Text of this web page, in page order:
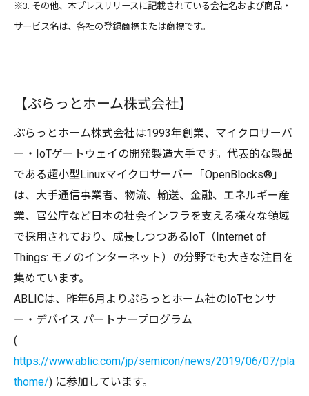
※3. その他、本プレスリリースに記載されている会社名および商品・
サービス名は、各社の登録商標または商標です。
【ぷらっとホーム株式会社】
ぷらっとホーム株式会社は1993年創業、マイクロサーバ
ー・IoTゲートウェイの開発製造大手です。代表的な製品
である超小型Linuxマイクロサーバー「OpenBlocks®」
は、大手通信事業者、物流、輸送、金融、エネルギー産
業、官公庁など日本の社会インフラを支える様々な領域
で採用されており、成長しつつあるIoT（Internet of
Things: モノのインターネット）の分野でも大きな注目を
集めています。
ABLICは、昨年6月よりぷらっとホーム社のIoTセンサ
ー・デバイス パートナープログラム
(
https://www.ablic.com/jp/semicon/news/2019/06/07/pla
thome/) に参加しています。